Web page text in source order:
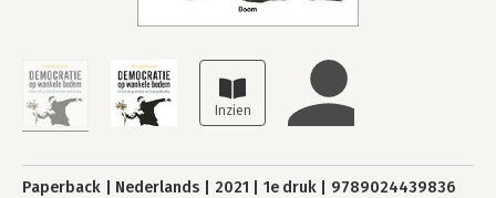
Paperback Nederlands 2021 1e druk 9789024439836